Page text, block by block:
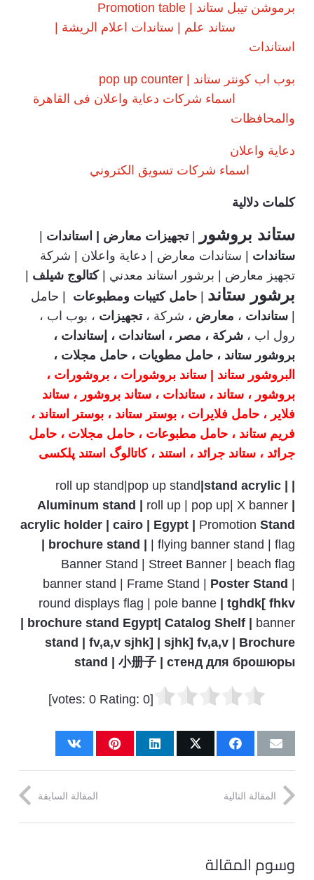
برموشن تيبل ستاند | Promotion table
ستاند علم | ستاندات اعلام الريشة |
استاندات
بوب اب كونتر ستاند | pop up counter
اسماء شركات دعاية واعلان فى القاهرة
والمحافظات
دعاية واعلان
اسماء شركات تسويق الكتروني
كلمات دلالية
ستاند بروشور |تجهيزات معارض | استاندات
ستاندات | ستاندات معارض | دعاية واعلان | شركة
تجهيز معارض | برشور استاند معدني |كتالوج شيلف
برشور ستاند حامل كتيبات ومطبوعات | حامل
ستاندات ، معارض ، شركة ،تجهيزات ، بوب اب ،
رول اب ، شركة ، مصر ، استاندات ، إستاندات ،
بروشور ستاند ، حامل مطويات ، حامل مجلات ،
البروشور ستاند | ستاند بروشورات ، بروشورات ،
بروشور ، ستاند ، ستاندات ، ستاند بروشور ، ستاند
فلاير ، حامل فلايرات ، بوستر ستاند ، بوستر استاند ،
فريم ستاند ، حامل مطبوعات ، حامل مجلات ، حامل
جرائد ، ستاند جرائد ، استند ، کاتالوگ استند پلکسی
roll up stand|pop up stand |stand acrylic |
Aluminum stand | roll up | pop up| X banner
acrylic holder | cairo | Egypt | Promotion Stand
| brochure stand |
| flying banner stand | flag
Banner Stand | Street Banner | beach flag
banner stand | Frame Stand | Poster Stand
round displays flag | pole banne | tghdk[ fhkv
| brochure stand Egypt| Catalog Shelf | banner
stand | fv,a,v sjhk] | sjhk] fv,a,v | Brochure
stand | 小册子 | стенд для брошюры
[votes:
0 Rating: 0
]
المقالة السابقة المقالة التالية
وسوم المقالة